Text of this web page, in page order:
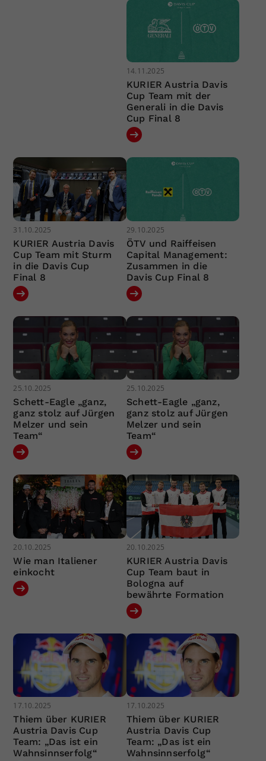
14.11.2025
KURIER Austria Davis
Cup Team mit der
Generali in die Davis
Cup Final 8
31.10.2025
KURIER Austria Davis
Cup Team mit Sturm
in die Davis Cup
Final 8
29.10.2025
ÖTV und Raiffeisen
Capital Management:
Zusammen in die
Davis Cup Final 8
25.10.2025
Schett-Eagle „ganz,
ganz stolz auf Jürgen
Melzer und sein
Team“
25.10.2025
Schett-Eagle „ganz,
ganz stolz auf Jürgen
Melzer und sein
Team“
20.10.2025
Wie man Italiener
einkocht
20.10.2025
KURIER Austria Davis
Cup Team baut in
Bologna auf
bewährte Formation
17.10.2025
Thiem über KURIER
Austria Davis Cup
Team: „Das ist ein
Wahnsinnserfolg“
17.10.2025
Thiem über KURIER
Austria Davis Cup
Team: „Das ist ein
Wahnsinnserfolg“